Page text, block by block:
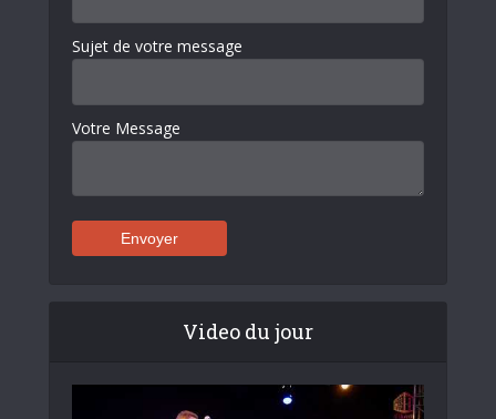
Sujet de votre message
Votre Message
Video du jour